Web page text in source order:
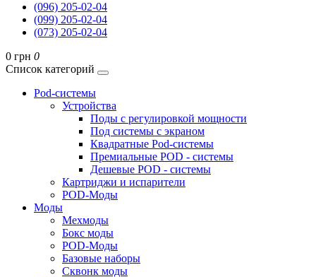
(096) 205-02-04
(099) 205-02-04
(073) 205-02-04
0 грн 0
Список категорий
Pod-системы
Устройства
Поды с регулировкой мощности
Под системы с экраном
Квадратные Pod-системы
Премиальные POD - системы
Дешевые POD - системы
Картриджи и испарители
POD-Моды
Моды
Мехмоды
Бокс моды
POD-Моды
Базовые наборы
Сквонк моды